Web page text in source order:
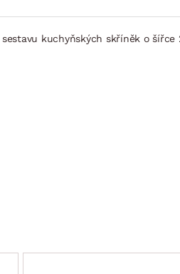
kuchyňských skříněk o